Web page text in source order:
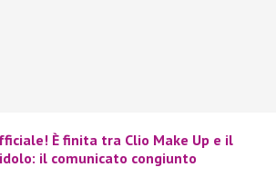
È finita tra Clio Make Up e il
il comunicato congiunto